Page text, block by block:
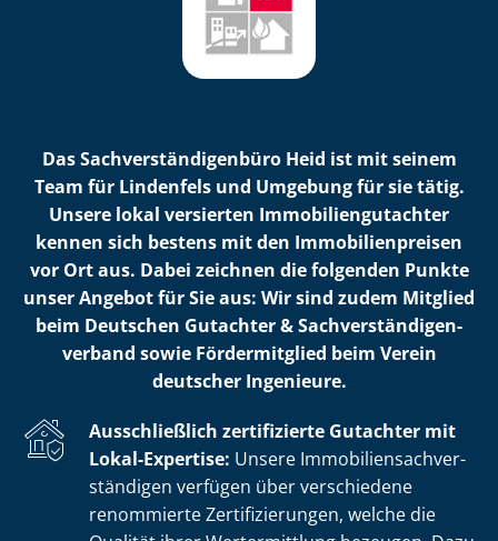
Das Sach­ver­stän­di­gen­bü­ro Heid ist mit seinem
Team für Lindenfels und Umgebung für sie tätig.
Unsere lokal versierten Im­mo­bi­li­en­gut­ach­ter
kennen sich bestens mit den Im­mo­bi­li­en­prei­sen
vor Ort aus. Dabei zeichnen die folgenden Punkte
unser Angebot für Sie aus: Wir sind zudem Mitglied
beim Deutschen Gutachter & Sach­ver­stän­di­gen­
ver­band sowie Fördermitglied beim Verein
deutscher Ingenieure.
Ausschließlich zertifizierte Gutachter mit
Lokal-Expertise: Unsere Im­mo­bi­li­en­sach­ver­
stän­di­gen verfügen über verschiedene
renommierte Zer­ti­fi­zie­run­gen, welche die